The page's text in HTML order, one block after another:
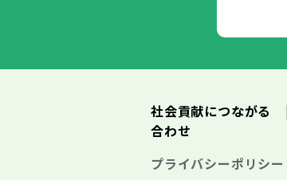
社会貢献につながる
合わせ
プライバシーポリシー